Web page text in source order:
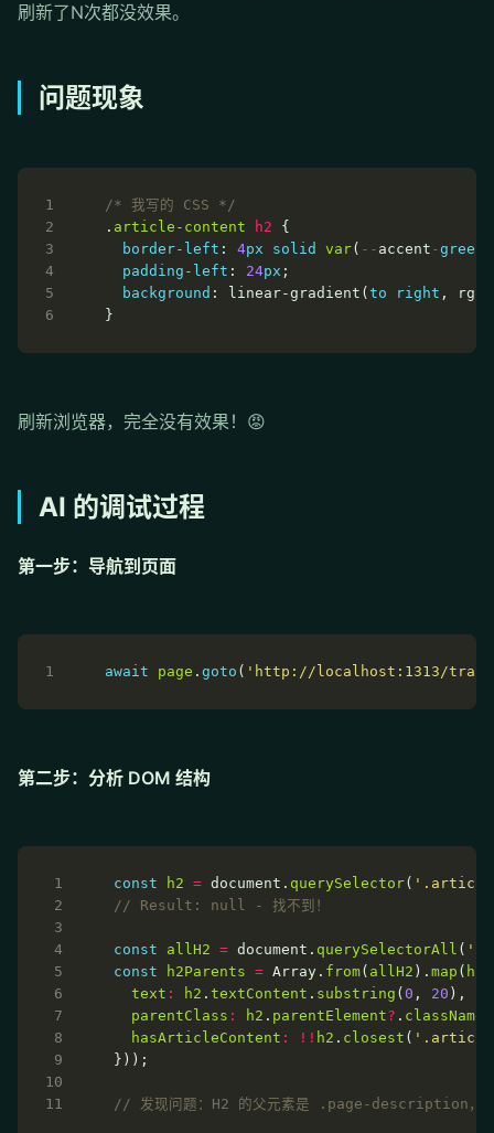
刷新了N次都没效果。
问题现象
/* 我写的 CSS */
. article-content h2
border-left : 4px solid var( -- accent -green
padding-left : 24px
background : linear-gradient( to right ,
刷新浏览器，完全没有效果！😡
AI 的调试过程
第一步：导航到页面
await page . goto ( 'http://localhost:1313/
第二步：分析 DOM 结构
const h2 = document. querySelector(
const allH2 = document. querySelectorAll (
const
h2Parents = Array. from( allH2 ). map ( h2
text : h2 . textContent . substring ( 0 , 20
parentClass : h2 . parentElement? . className
hasArticleContent : !! h2 . closest (